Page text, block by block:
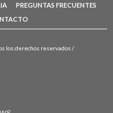
PREGUNTAS FRECUENTES
los derechos reservados /